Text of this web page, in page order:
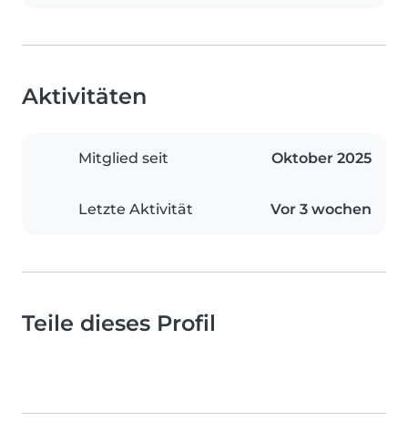
Aktivitäten
Mitglied seit Oktober 2025
Letzte Aktivität Vor 3 wochen
Teile dieses Profil